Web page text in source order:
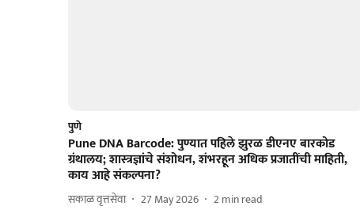
पुणे
Pune DNA Barcode: पुण्यात पहिले झुरळ डीएनए बारकोड
ग्रंथालय; शास्त्रज्ञांचे संशोधन, शंभरहून अधिक प्रजातींची माहिती,
काय आहे संकल्पना?
सकाळ वृत्तसेवा 27 May 2026 2min read